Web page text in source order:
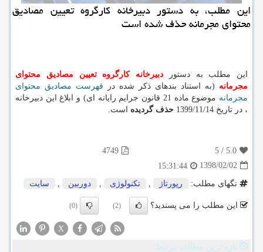
این مطلب، به دستور دبیرخانه كارگروه تعیین مصادیق
محتوای مجرمانه حذف شده است
این مطلب به دستور دبیرخانه كارگروه تعیین مصادیق محتوای
مجرمانه (به استناد بندهای ذکر شده در فهرست مصادیق محتوای
مجرمانه
موضوع ماده 21 قانون جرایم رایانه ای) و ابلاغ این دبیرخانه
، در تاریخ 1399/11/14
حذف گردیده است.
5.0
/
5
4749
1398/02/02
15:31:44
تگهای مطلب:
رپورتاژ تكنولوژی دوربین سایت
این مطلب را می پسندید؟ (2)
(0)
X
تازه ترین مطالب مرتبط